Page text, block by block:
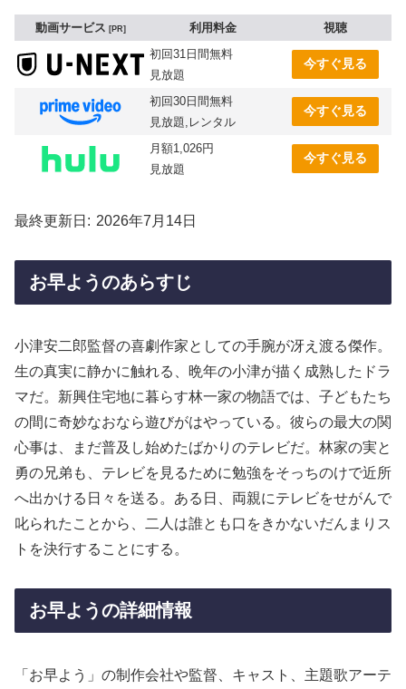
動画サービス PR 利用料金
視聴
初回31日間無料
見放題
今すぐ見る
初回30日間無料
見放題,レンタル
今すぐ見る
月額1,026円
見放題
今すぐ見る
最終更新日 2026年7月14日
お早ようのあらすじ
小津安二郎監督の喜劇作家としての手腕が冴え渡る傑作。
生の真実に静かに触れる、晩年の小津が描く成熟したドラ
マだ。新興住宅地に暮らす林一家の物語では、子どもたち
の間に奇妙なおなら遊びがはやっている。彼らの最大の関
心事は、まだ普及し始めたばかりのテレビだ。林家の実と
勇の兄弟も、テレビを見るために勉強をそっちのけで近所
へ出かける日々を送る。ある日、両親にテレビをせがんで
叱られたことから、二人は誰とも口をきかないだんまりス
トを決行することにする。
お早ようの詳細情報
「お早よう」の制作会社や監督、キャスト、主題歌アーテ